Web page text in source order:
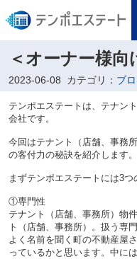
＜オーナー様
2023-06-08 カテゴリ： ブ
テンポエステートは、テナン
会社です。
今回はテナント（店舗、事務
の客付力の秘訣を紹介します。
まずテンポエステートには3つ
①専門性
テナント（店舗、事務所）物
ト（店舗、事務所）。扱う専
よく名前を聞く町の不動産屋
っているかと思います。中に